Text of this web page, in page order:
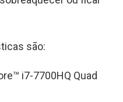
são:
i7-7700HQ Quad